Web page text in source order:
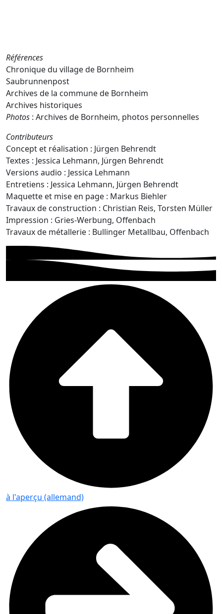
Références
Chronique du village de Bornheim
Saubrunnenpost
Archives de la commune de Bornheim
Archives historiques
Photos : Archives de Bornheim, photos personnelles
Contributeurs
Concept et réalisation : Jürgen Behrendt
Textes : Jessica Lehmann, Jürgen Behrendt
Versions audio : Jessica Lehmann
Entretiens : Jessica Lehmann, Jürgen Behrendt
Maquette et mise en page : Markus Biehler
Travaux de construction : Christian Reis, Torsten Müller
Impression : Gries-Werbung, Offenbach
Travaux de métallerie : Bullinger Metallbau, Offenbach
à l'aperçu (allemand)